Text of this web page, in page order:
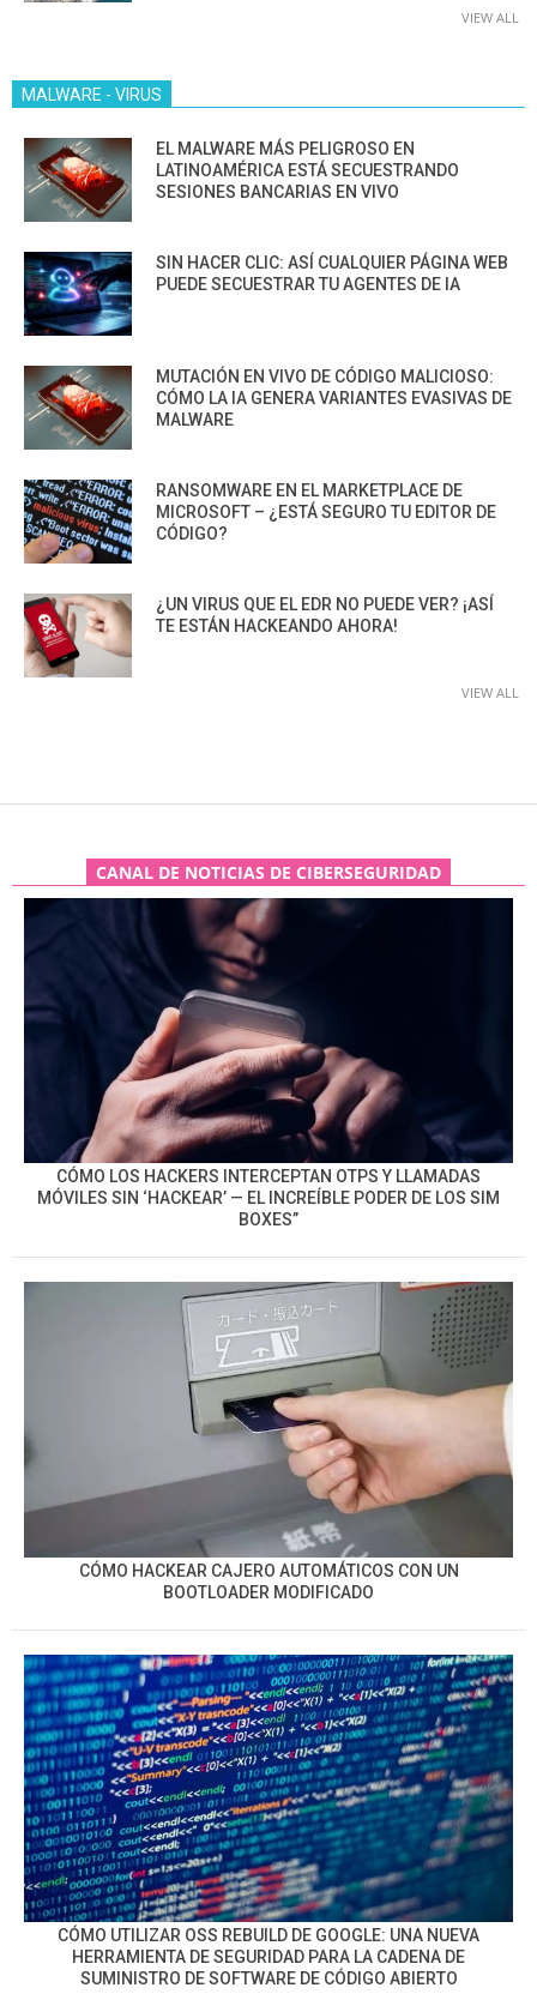
VIEW ALL
MALWARE - VIRUS
EL MALWARE MÁS PELIGROSO EN
LATINOAMÉRICA ESTÁ SECUESTRANDO
SESIONES BANCARIAS EN VIVO
SIN HACER CLIC: ASÍ CUALQUIER PÁGINA WEB
PUEDE SECUESTRAR TU AGENTES DE IA
MUTACIÓN EN VIVO DE CÓDIGO MALICIOSO:
CÓMO LA IA GENERA VARIANTES EVASIVAS DE
MALWARE
RANSOMWARE EN EL MARKETPLACE DE
MICROSOFT – ¿ESTÁ SEGURO TU EDITOR DE
CÓDIGO?
¿UN VIRUS QUE EL EDR NO PUEDE VER? ¡ASÍ
TE ESTÁN HACKEANDO AHORA!
VIEW ALL
CANAL DE NOTICIAS DE CIBERSEGURIDAD
CÓMO LOS HACKERS INTERCEPTAN OTPS Y LLAMADAS
MÓVILES SIN ‘HACKEAR’ — EL INCREÍBLE PODER DE LOS SIM
BOXES”
CÓMO HACKEAR CAJERO AUTOMÁTICOS CON UN
BOOTLOADER MODIFICADO
CÓMO UTILIZAR OSS REBUILD DE GOOGLE: UNA NUEVA
HERRAMIENTA DE SEGURIDAD PARA LA CADENA DE
SUMINISTRO DE SOFTWARE DE CÓDIGO ABIERTO